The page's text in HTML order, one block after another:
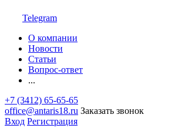
Telegram
О компании
Новости
Статьи
Вопрос-ответ
...
+7 (3412) 65-65-65
office@antaris18.ru Заказать звонок
Вход Регистрация